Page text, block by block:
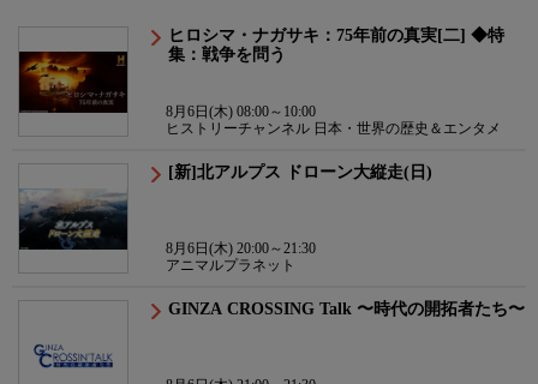
ヒロシマ・ナガサキ：75年前の真実[二] ◆特
集：戦争を問う
8月6日(木) 08:00～10:00
ヒストリーチャンネル 日本・世界の歴史＆エンタメ
[新]北アルプス ドローン大縦走(日)
8月6日(木) 20:00～21:30
アニマルプラネット
GINZA CROSSING Talk 〜時代の開拓者たち〜